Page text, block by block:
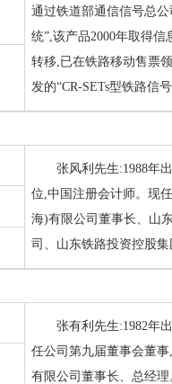
通过铁道部通信信号总
统”,该产品2000年取得
转移,已在铁路移动售票
发的“CR-SETs型铁路信
张风利先生:1988年
位,中国注册会计师。现
海)有限公司董事长、山
司、山东铁路投资控股
张有利先生:1982年
任公司第九届董事会董
有限公司董事长、总经